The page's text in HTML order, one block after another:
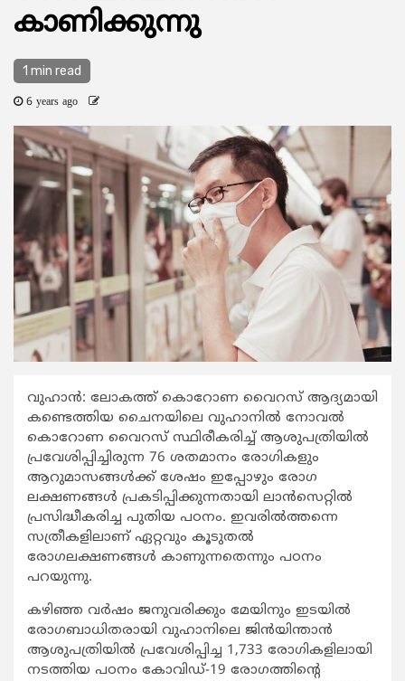
കാണിക്കുന്നു
1 min read
6 years ago
വുഹാൻ: ലോകത്ത് കൊറോണ വൈറസ് ആദ്യമായി
കണ്ടെത്തിയ ചൈനയിലെ വുഹാനിൽ നോവൽ
കൊറോണ വൈറസ് സ്ഥിരീകരിച്ച് ആശുപത്രിയിൽ
പ്രവേശിപ്പിച്ചിരുന്ന 76 ശതമാനം രോഗികളും
ആറുമാസങ്ങൾക്ക് ശേഷം ഇപ്പോഴും രോഗ
ലക്ഷണങ്ങൾ പ്രകടിപ്പിക്കുന്നതായി ലാൻസെറ്റിൽ
പ്രസിദ്ധീകരിച്ച പുതിയ പഠനം. ഇവരിൽത്തന്നെ
സത്രീകളിലാണ് ഏറ്റവും കൂടുതൽ
രോഗലക്ഷണങ്ങൾ കാണുന്നതെന്നും പഠനം
പറയുന്നു.
കഴിഞ്ഞ വർഷം ജനുവരിക്കും മേയിനും ഇടയിൽ
രോഗബാധിതരായി വുഹാനിലെ ജിൻയിന്താൻ
ആശുപത്രിയിൽ പ്രവേശിപ്പിച്ച 1,733 രോഗികളിലായി
നടത്തിയ പഠനം കോവിഡ്-19 രോഗത്തിന്റെ